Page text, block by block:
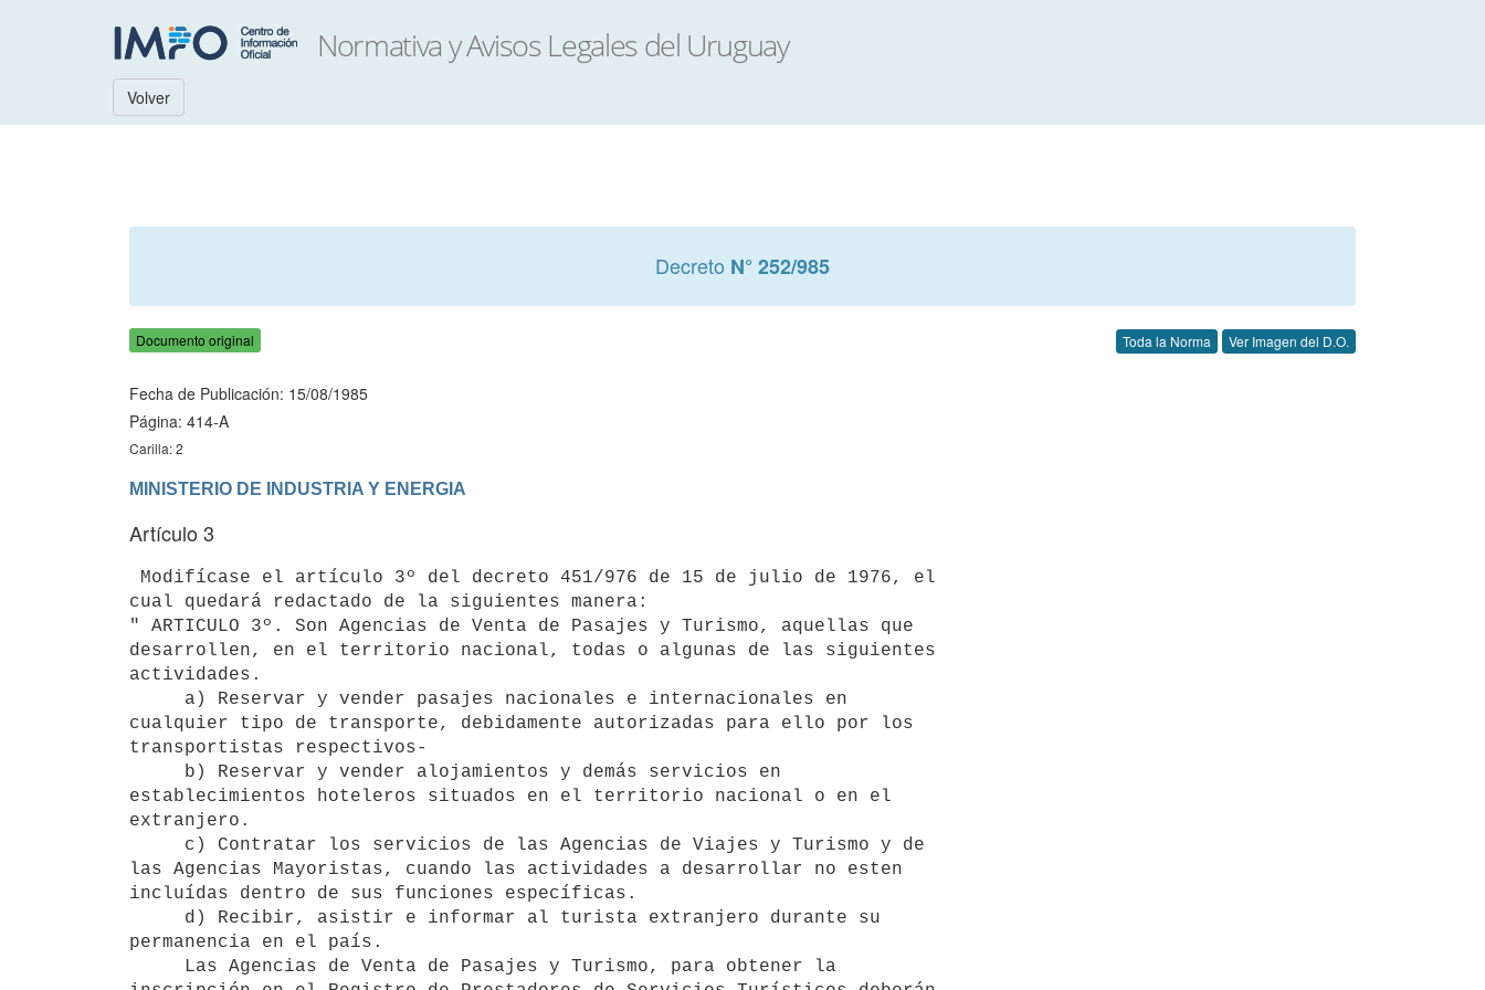
Volver
Decreto N° 252/985
Documento original Toda la Norma Ver Imagen del D.O.
Fecha de Publicación: 15/08/1985
Página: 414-A
Carilla: 2
MINISTERIO DE INDUSTRIA Y ENERGIA
Artículo 3
cual quedará redactado de la siguientes manera:
" ARTICULO 3º. Son Agencias de Venta de Pasajes y Turismo, aquellas que
desarrollen, en el territorio nacional, todas o algunas de las siguientes
actividades.
cualquier tipo de transporte, debidamente autorizadas para ello por los
transportistas respectivos-
establecimientos hoteleros situados en el territorio nacional o en el
extranjero.
las Agencias Mayoristas, cuando las actividades a desarrollar no esten
incluídas dentro de sus funciones específicas.
permanencia en el país.